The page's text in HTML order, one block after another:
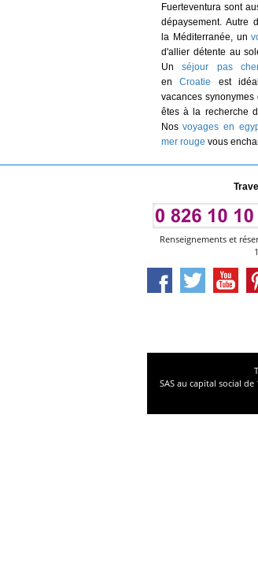
Fuerteventura sont
dépaysement. Autre
la Méditerranée, un
d'allier détente au
Unséjour pas
enCroatie est
vacances
êtes à la recherche
Nosvoyages en
mer rouge vous
Renseignements et
SAS au capital social de